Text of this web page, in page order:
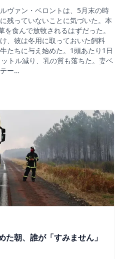
ヴァン・ベロントは、5月末の時
残っていないことに気づいた。本
食んで放牧されるはずだった。
、彼は冬用に取っておいた飼料
たちに与え始めた。1頭あたり1日
トル減り、乳の質も落ちた。妻ベ
ー…
朝、誰が「すみません」